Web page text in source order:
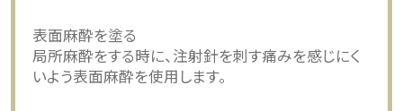
表面麻酔を塗る
局所麻酔をする時に、注射針を刺す痛みを感じにく
いよう表面麻酔を使用します。